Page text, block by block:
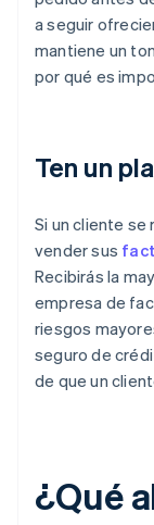
a seguir
mantiene un
por qué es
Ten un
Si un cliente
vender sus
Recibirás la
empresa de
riesgos
seguro de
de que un
¿Qué